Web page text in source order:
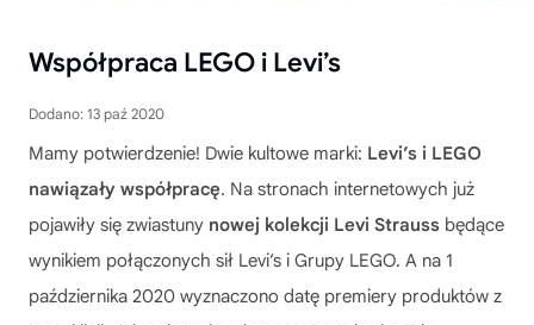
Współpraca LEGO i Levi’s
Dodano: 13 paź 2020
Mamy potwierdzenie! Dwie kultowe marki: Levi’s i LEGO
nawiązały współpracę. Na stronach internetowych już
pojawiły się zwiastuny nowej kolekcji Levi Strauss będące
wynikiem połączonych sił Levi’s i Grupy LEGO. A na 1
października 2020 wyznaczono datę premiery produktów z